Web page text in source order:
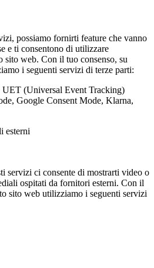
possiamo fornirti feature che vanno
e ti consentono di utilizzare
sito web. Con il tuo consenso, su
i seguenti servizi di terze parti:
UET (Universal Event Tracking)
Google Consent Mode, Klarna,
esterni
servizi ci consente di mostrarti video o
ospitati da fornitori esterni. Con il
sito web utilizziamo i seguenti servizi